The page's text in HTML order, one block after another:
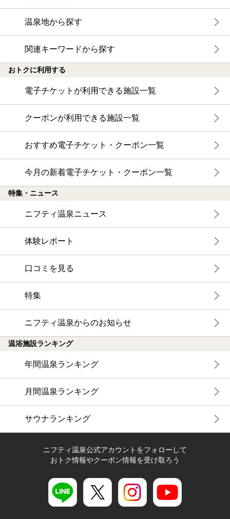
温泉地から探す
関連キーワードから探す
おトクに利用する
電子チケットが利用できる施設一覧
クーポンが利用できる施設一覧
おすすめ電子チケット・クーポン一覧
今月の新着電子チケット・クーポン一覧
特集・ニュース
ニフティ温泉ニュース
体験レポート
口コミを見る
特集
ニフティ温泉からのお知らせ
温浴施設ランキング
年間温泉ランキング
月間温泉ランキング
サウナランキング
ニフティ温泉公式アカウントをフォローして
おトク情報やクーポン情報を受け取ろう